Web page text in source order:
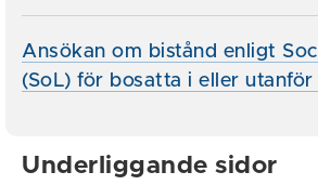
Ansökan om bistånd enligt
(SoL) för bosatta i eller
Underliggande sidor